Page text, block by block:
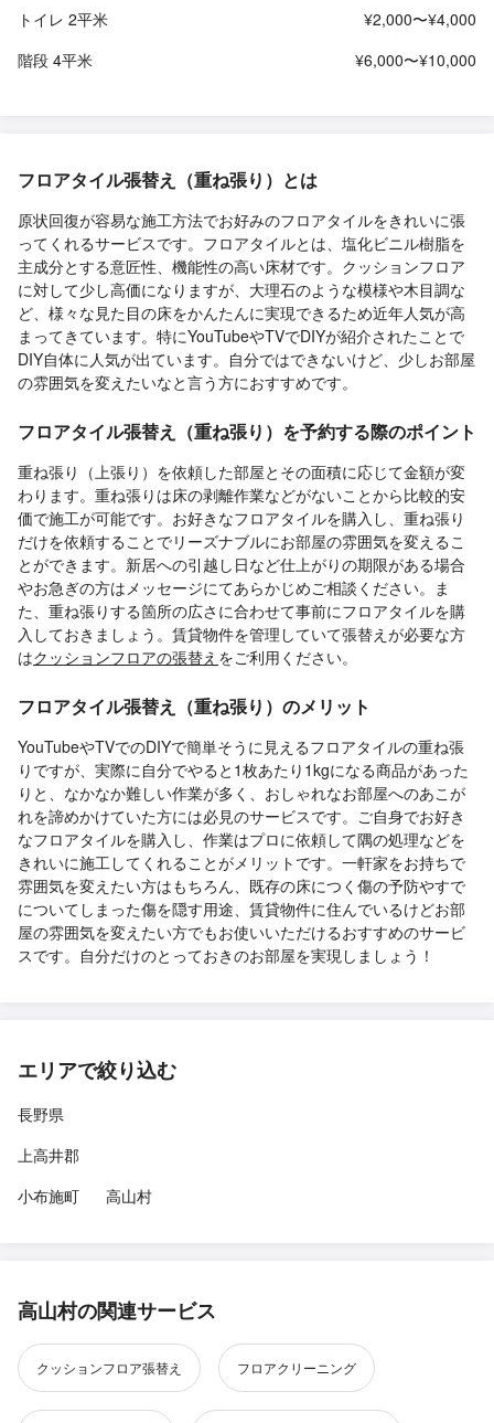
トイレ 2平米
¥2,000〜¥4,000
階段 4平米
¥6,000〜¥10,000
フロアタイル張替え（重ね張り）とは
原状回復が容易な施工方法でお好みのフロアタイルをきれいに張
ってくれるサービスです。フロアタイルとは、塩化ビニル樹脂を
主成分とする意匠性、機能性の高い床材です。クッションフロア
に対して少し高価になりますが、大理石のような模様や木目調な
ど、様々な見た目の床をかんたんに実現できるため近年人気が高
まってきています。特にYouTubeやTVでDIYが紹介されたことで
DIY自体に人気が出ています。自分ではできないけど、少しお部屋
の雰囲気を変えたいなと言う方におすすめです。
フロアタイル張替え（重ね張り）を予約する際のポイント
重ね張り（上張り）を依頼した部屋とその面積に応じて金額が変
わります。重ね張りは床の剥離作業などがないことから比較的安
価で施工が可能です。お好きなフロアタイルを購入し、重ね張り
だけを依頼することでリーズナブルにお部屋の雰囲気を変えるこ
とができます。新居への引越し日など仕上がりの期限がある場合
やお急ぎの方はメッセージにてあらかじめご相談ください。ま
た、重ね張りする箇所の広さに合わせて事前にフロアタイルを購
入しておきましょう。賃貸物件を管理していて張替えが必要な方
はクッションフロアの張替え をご利用ください。
フロアタイル張替え（重ね張り）のメリット
YouTubeやTVでのDIYで簡単そうに見えるフロアタイルの重ね張
りですが、実際に自分でやると1枚あたり1kgになる商品があった
りと、なかなか難しい作業が多く、おしゃれなお部屋へのあこが
れを諦めかけていた方には必見のサービスです。ご自身でお好き
なフロアタイルを購入し、作業はプロに依頼して隅の処理などを
きれいに施工してくれることがメリットです。一軒家をお持ちで
雰囲気を変えたい方はもちろん、既存の床につく傷の予防やすで
についてしまった傷を隠す用途、賃貸物件に住んでいるけどお部
屋の雰囲気を変えたい方でもお使いいただけるおすすめのサービ
スです。自分だけのとっておきのお部屋を実現しましょう！
エリアで絞り込む
長野県
上高井郡
小布施町
高山村
高山村の関連サービス
クッションフロア張替え フロアクリーニング